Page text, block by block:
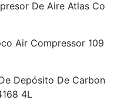
De Aire Atlas Co
Air Compressor 109
Depósito De Carbon
4L